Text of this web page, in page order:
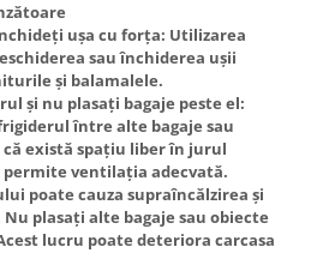
ușa cu forța: Utilizarea
sau închiderea ușii
și balamalele.
și nu plasați bagaje peste el:
între alte bagaje sau
există spațiu liber în jurul
ventilația adecvată.
poate cauza supraîncălzirea și
plasați alte bagaje sau obiecte
lucru poate deteriora carcasa